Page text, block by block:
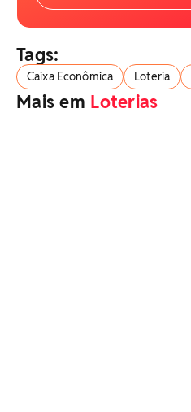
Tags:
Caixa Econômica Loteria
Mais em Loterias